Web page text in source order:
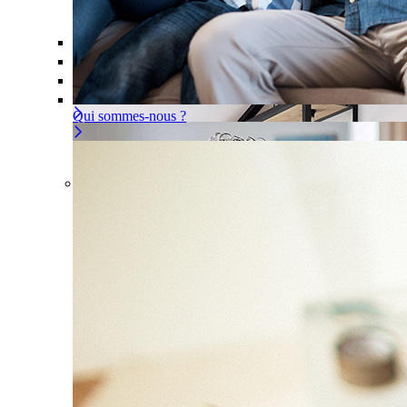
Offre À la carte Gérer ou déléguer votre sécurité, à vous
Pour un appartement Une installation adaptée à votre
Les problèmes couverts
Qui sommes-nous ?